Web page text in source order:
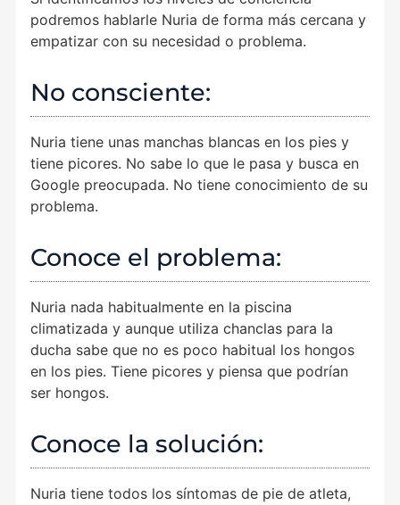
podremos hablarle Nuria de forma más cercana y
empatizar con su necesidad o problema.
No consciente:
Nuria tiene unas manchas blancas en los pies y
tiene picores. No sabe lo que le pasa y busca en
Google preocupada. No tiene conocimiento de su
problema.
Conoce el problema:
Nuria nada habitualmente en la piscina
climatizada y aunque utiliza chanclas para la
ducha sabe que no es poco habitual los hongos
en los pies. Tiene picores y piensa que podrían
ser hongos.
Conoce la solución:
Nuria tiene todos los síntomas de pie de atleta,